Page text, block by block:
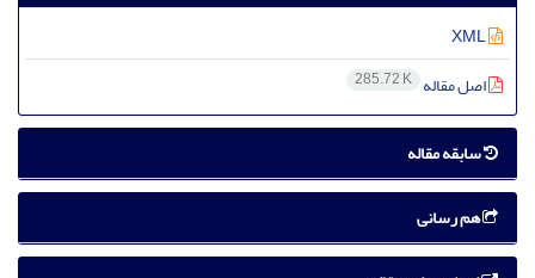
اصل مقاله 285.72 K
سابقه مقاله
هم رسانی